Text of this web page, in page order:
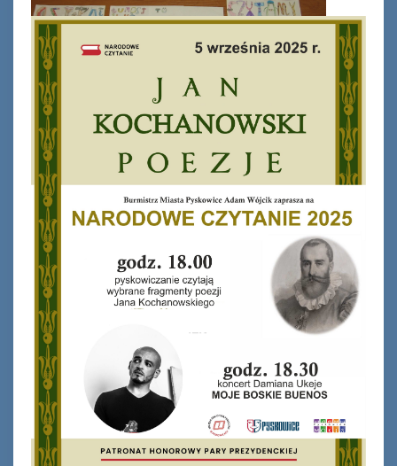
Ferie_2017_ODD_1.JPG